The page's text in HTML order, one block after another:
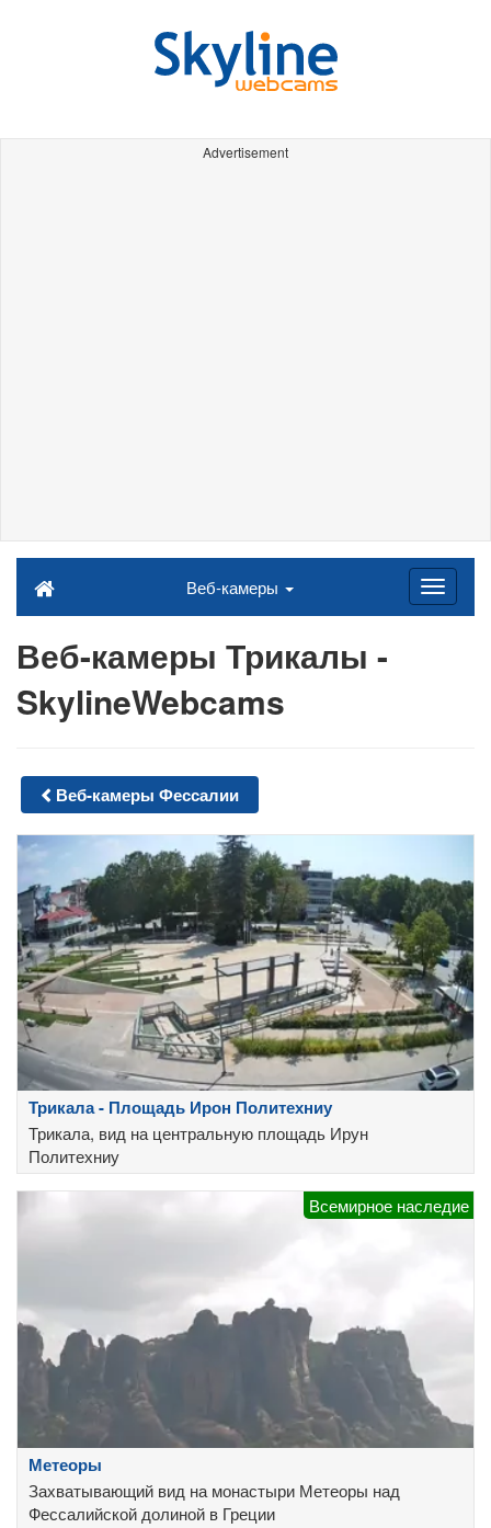
Advertisement
Веб-камеры
Веб-камеры Трикалы -
SkylineWebcams
Веб-камеры Фессалии
Трикала - Площадь Ирон Политехниу
Трикала, вид на центральную площадь Ирун
Политехниу
Всемирное наследие
Метеоры
Захватывающий вид на монастыри Метеоры над
Фессалийской долиной в Греции